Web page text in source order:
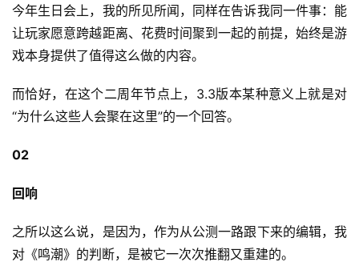
今年生日会上，我的所见所闻，同样在告诉我同一件事：能
让玩家愿意跨越距离、花费时间聚到一起的前提，始终是游
戏本身提供了值得这么做的内容。
而恰好，在这个二周年节点上，3.3版本某种意义上就是对
“为什么这些人会聚在这里”的一个回答。
02
回响
之所以这么说，是因为，作为从公测一路跟下来的编辑，我
对《鸣潮》的判断，是被它一次次推翻又重建的。